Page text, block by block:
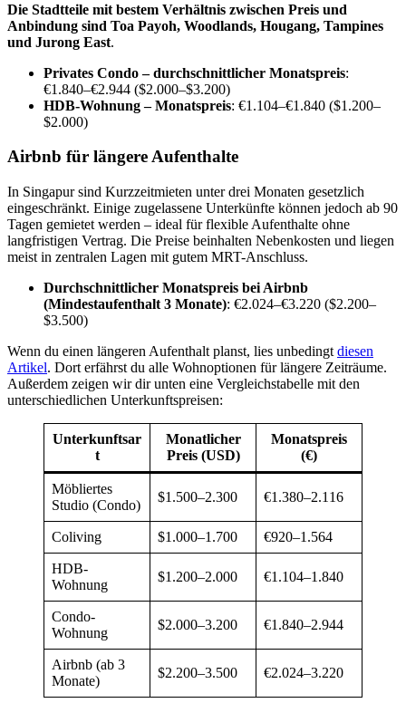
Die Stadtteile mit bestem Verhältnis zwischen Preis und
Anbindung sind Toa Payoh, Woodlands, Hougang, Tampines
und Jurong East.
Privates Condo – durchschnittlicher Monatspreis:
€1.840–€2.944 ($2.000–$3.200)
HDB-Wohnung – Monatspreis: €1.104–€1.840 ($1.200–
$2.000)
Airbnb für längere Aufenthalte
In Singapur sind Kurzzeitmieten unter drei Monaten gesetzlich
eingeschränkt. Einige zugelassene Unterkünfte können jedoch ab 90
Tagen gemietet werden – ideal für flexible Aufenthalte ohne
langfristigen Vertrag. Die Preise beinhalten Nebenkosten und liegen
meist in zentralen Lagen mit gutem MRT-Anschluss.
Durchschnittlicher Monatspreis bei Airbnb
(Mindestaufenthalt 3 Monate): €2.024–€3.220 ($2.200–
$3.500)
Wenn du einen längeren Aufenthalt planst, lies unbedingt diesen
Artikel. Dort erfährst du alle Wohnoptionen für längere Zeiträume.
Außerdem zeigen wir dir unten eine Vergleichstabelle mit den
unterschiedlichen Unterkunftspreisen:
Unterkunftsar
t
Monatlicher
Preis (USD)
Monatspreis
(€)
Möbliertes
Studio (Condo)
$1.500–2.300 €1.380–2.116
Coliving $1.000–1.700 €920–1.564
HDB-
Wohnung
$1.200–2.000 €1.104–1.840
Condo-
Wohnung
$2.000–3.200 €1.840–2.944
Airbnb (ab 3
Monate)
$2.200–3.500 €2.024–3.220